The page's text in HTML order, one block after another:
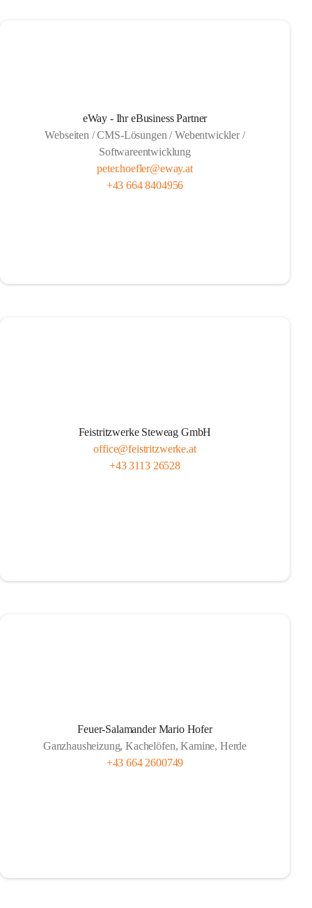
eWay - Ihr eBusiness Partner
Webseiten / CMS-Lösungen / Webentwickler /
Softwareentwicklung
peter.hoefler@eway.at
+43 664 8404956
Feistritzwerke Steweag GmbH
office@feistritzwerke.at
+43 3113 26528
Feuer-Salamander Mario Hofer
Ganzhausheizung, Kachelöfen, Kamine, Herde
+43 664 2600749